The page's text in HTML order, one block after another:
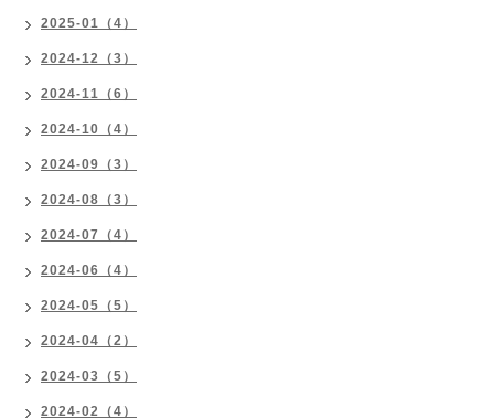
2025-01（4）
2024-12（3）
2024-11（6）
2024-10（4）
2024-09（3）
2024-08（3）
2024-07（4）
2024-06（4）
2024-05（5）
2024-04（2）
2024-03（5）
2024-02（4）